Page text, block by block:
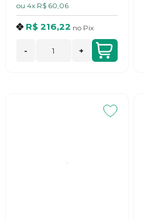
ou 4x R$ 60,06
R$ 216,22 no Pix
- +